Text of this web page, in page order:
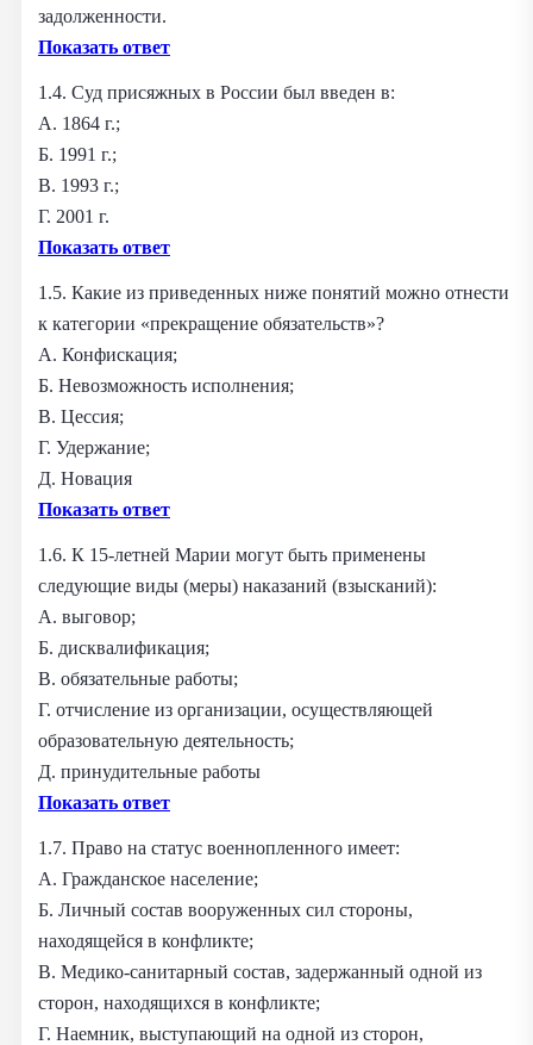
задолженности.
Показать ответ
1.4. Суд присяжных в России был введен в:
А. 1864 г.;
Б. 1991 г.;
В. 1993 г.;
Г. 2001 г.
Показать ответ
1.5. Какие из приведенных ниже понятий можно отнести
к категории «прекращение обязательств»?
А. Конфискация;
Б. Невозможность исполнения;
В. Цессия;
Г. Удержание;
Д. Новация
Показать ответ
1.6. К 15-летней Марии могут быть применены
следующие виды (меры) наказаний (взысканий):
А. выговор;
Б. дисквалификация;
В. обязательные работы;
Г. отчисление из организации, осуществляющей
образовательную деятельность;
Д. принудительные работы
Показать ответ
1.7. Право на статус военнопленного имеет:
А. Гражданское население;
Б. Личный состав вооруженных сил стороны,
находящейся в конфликте;
В. Медико-санитарный состав, задержанный одной из
сторон, находящихся в конфликте;
Г. Наемник, выступающий на одной из сторон,